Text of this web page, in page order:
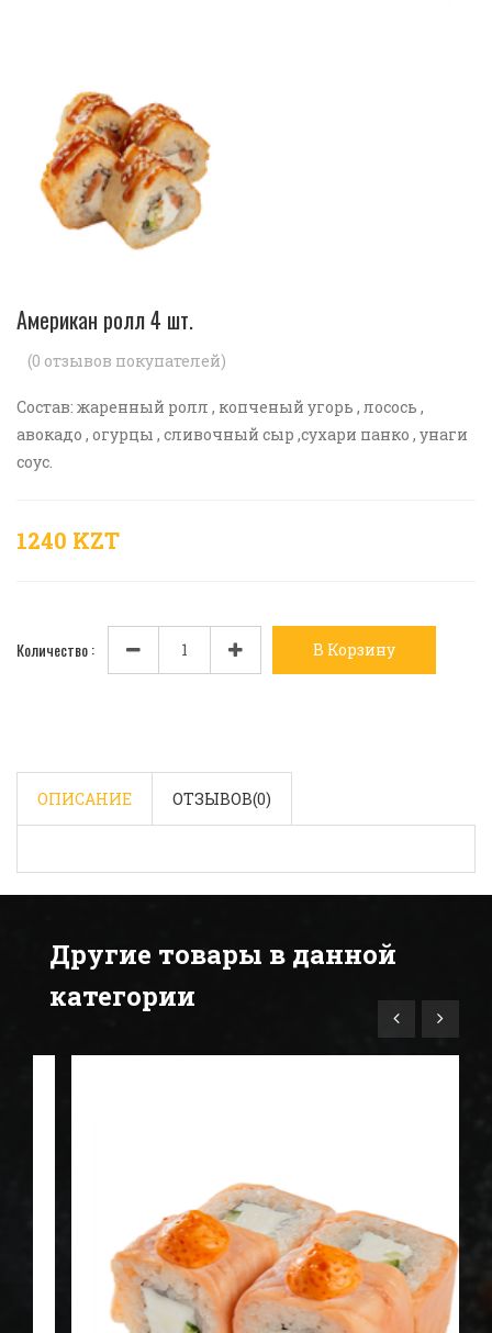
Американ ролл 4 шт.
(0 отзывов покупателей)
Состав: жаренный ролл , копченый угорь , лосось ,
авокадо , огурцы , сливочный сыр ,сухари панко , унаги
соус.
1240 KZT
Количество : В Корзину
ОПИСАНИЕ ОТЗЫВОВ(0)
Другие товары в данной
категории